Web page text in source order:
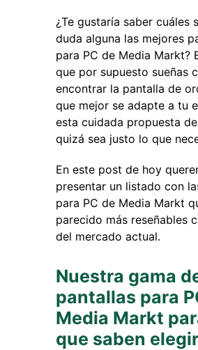
¿Te gustaría saber cuáles
duda alguna las mejores
para PC de Media Markt?
que por supuesto sueñas
encontrar la pantalla de
que mejor se adapte a tu
esta cuidada propuesta
quizá sea justo lo que
En este post de hoy
presentar un listado con
para PC de Media Markt
parecido más reseñables
del mercado actual.
Nuestra gama
pantallas para
Media Markt
que saben elegir